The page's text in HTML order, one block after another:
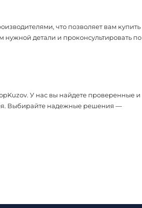
что позволяет вам купить
нужной детали и проконсультировать по
У нас вы найдете проверенные и
Выбирайте надежные решения —